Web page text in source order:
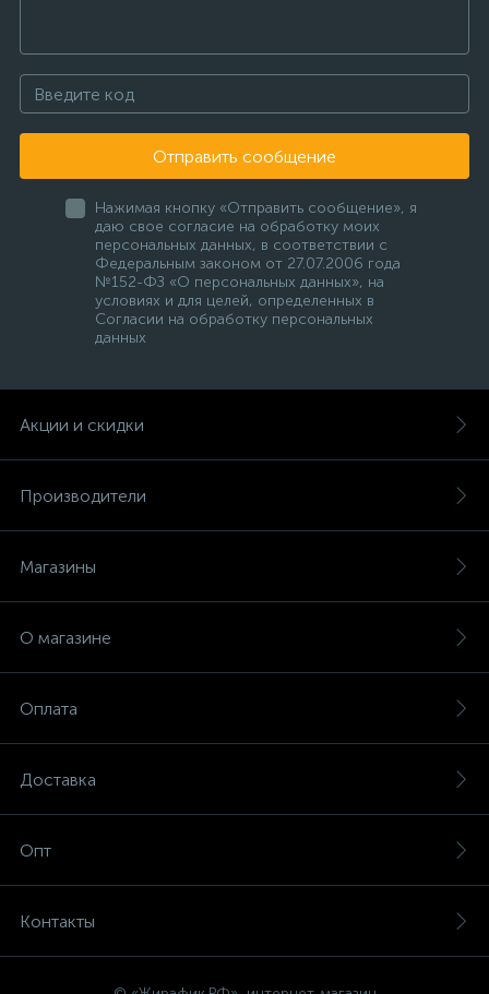
Отправить сообщение
Нажимая кнопку «Отправить сообщение», я
даю свое согласие на обработку моих
персональных данных, в соответствии с
Федеральным законом от 27.07.2006 года
№152-ФЗ «О персональных данных», на
условиях и для целей, определенных в
Согласии на обработку персональных
данных
Акции и скидки
Производители
Магазины
О магазине
Оплата
Доставка
Опт
Контакты